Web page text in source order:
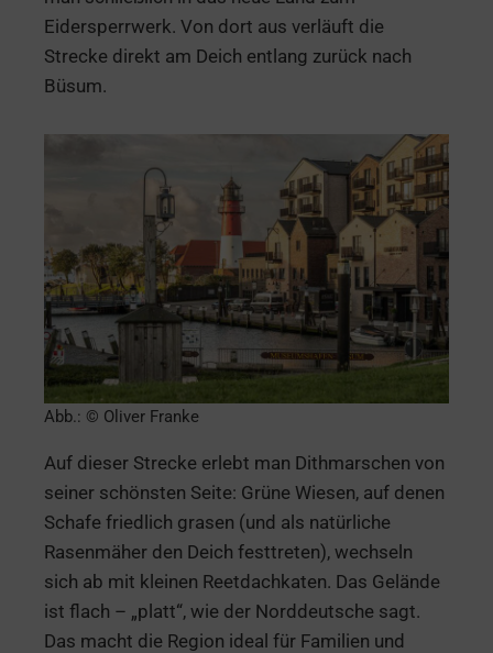
Eidersperrwerk. Von dort aus verläuft die
Strecke direkt am Deich entlang zurück nach
Büsum.
Abb.: © Oliver Franke
Auf dieser Strecke erlebt man Dithmarschen von
seiner schönsten Seite: Grüne Wiesen, auf denen
Schafe friedlich grasen (und als natürliche
Rasenmäher den Deich festtreten), wechseln
sich ab mit kleinen Reetdachkaten. Das Gelände
ist flach – „platt“, wie der Norddeutsche sagt.
Das macht die Region ideal für Familien und